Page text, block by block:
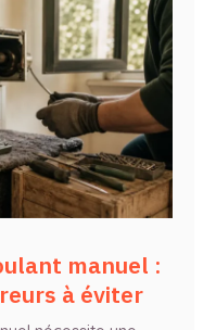
manuel :
à éviter